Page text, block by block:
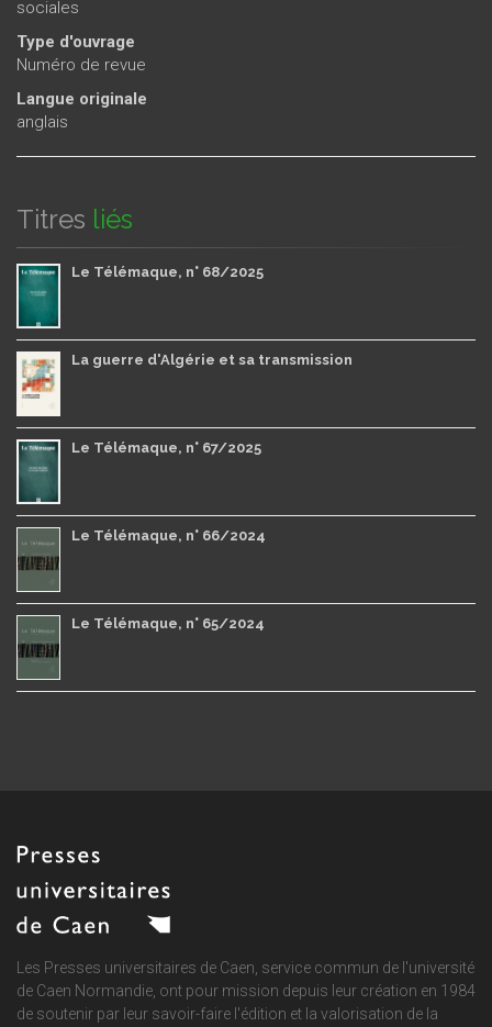
sociales
Type d'ouvrage
Numéro de revue
Langue originale
anglais
Titres liés
Le Télémaque, n° 68/2025
La guerre d'Algérie et sa transmission
Le Télémaque, n° 67/2025
Le Télémaque, n° 66/2024
Le Télémaque, n° 65/2024
Les Presses universitaires de Caen, service commun de l'université
de Caen Normandie, ont pour mission depuis leur création en 1984
de soutenir par leur savoir-faire l'édition et la valorisation de la